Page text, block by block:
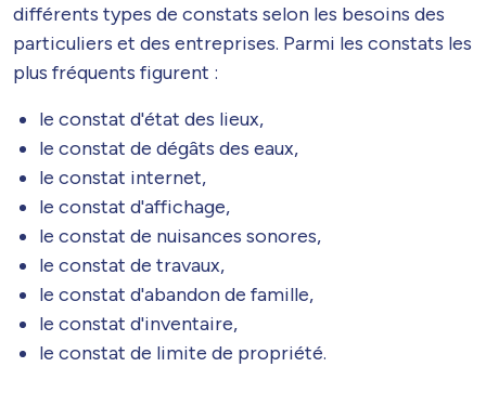
différents types de constats selon les besoins des
particuliers et des entreprises. Parmi les constats les
plus fréquents figurent :
le constat d'état des lieux,
le constat de dégâts des eaux,
le constat internet,
le constat d'affichage,
le constat de nuisances sonores,
le constat de travaux,
le constat d'abandon de famille,
le constat d'inventaire,
le constat de limite de propriété.